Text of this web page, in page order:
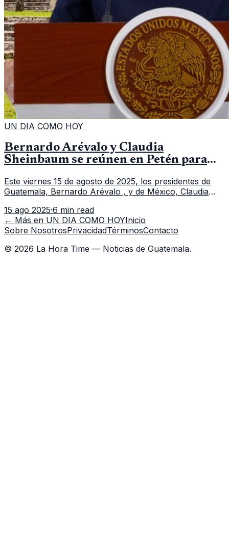
UN DIA COMO HOY
Bernardo Arévalo y Claudia
Sheinbaum se reúnen en Petén para
Este viernes 15 de agosto de 2025, los presidentes de
Guatemala, Bernardo Arévalo , y de México, Claudia
el Comando Aéreo del
15 ago 2025·6 min read
← Más en UN DIA COMO HOYInicio
Sobre NosotrosPrivacidadTérminosContacto
© 2026 La Hora Time — Noticias de Guatemala.